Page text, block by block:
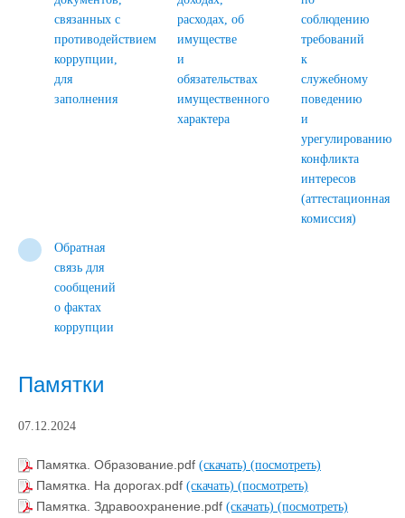
связанных с
противодействием
коррупции,
для
заполнения
расходах, об
имуществе
и
обязательствах
имущественного
характера
соблюдению
требований
к
служебному
поведению
и
урегулированию
конфликта
интересов
(аттестационная
комиссия)
Обратная
связь для
сообщений
о фактах
коррупции
Памятки
07.12.2024
Памятка. Образование.pdf (скачать) (посмотреть)
Памятка. На дорогах.pdf (скачать) (посмотреть)
Памятка. Здравоохранение.pdf (скачать) (посмотреть)